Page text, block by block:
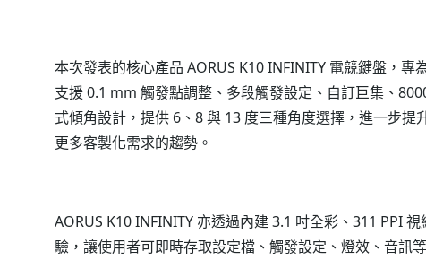
本次發表的核心產品 AORUS K10 INFINITY 電競鍵盤，
支援 0.1 mm 觸發點調整、多段觸發設定、自訂巨集、
式傾角設計，提供 6、8 與 13 度三種角度選擇，進一步
更多客製化需求的趨勢。
AORUS K10 INFINITY 亦透過內建 3.1 吋全彩、311 PPI
驗，讓使用者可即時存取設定檔、觸發設定、燈效、音